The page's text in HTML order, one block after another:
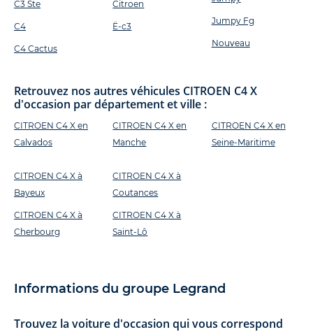
C3 Ste
C4
C4 Cactus
Citroen
Ë-c3
Jumpy Fg
Nouveau
Retrouvez nos autres véhicules CITROEN C4 X
d'occasion par département et ville :
CITROEN C4 X en
Calvados
CITROEN C4 X en
Manche
CITROEN C4 X en
Seine-Maritime
CITROEN C4 X à
Bayeux
CITROEN C4 X à
Cherbourg
CITROEN C4 X à
Coutances
CITROEN C4 X à
Saint-Lô
Informations du groupe Legrand
Trouvez la voiture d'occasion qui vous correspond